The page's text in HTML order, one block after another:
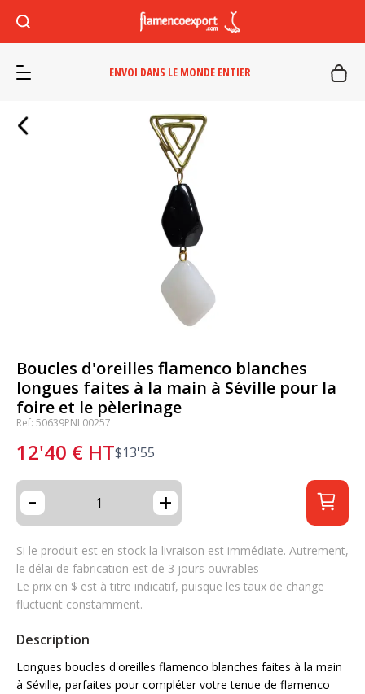
ENVOI DANS LE MONDE ENTIER
Boucles d'oreilles flamenco blanches
longues faites à la main à Séville pour la
foire et le pèlerinage
Ref: 50639PNL00257
12'40 € HT$13'55
- +
Si le produit est en stock la livraison est immédiate. Autrement,
le délai de fabrication est de 3 jours ouvrables
Le prix en $ est à titre indicatif, puisque les taux de change
fluctuent constamment.
Description
Longues boucles d'oreilles flamenco blanches faites à la main
à Séville, parfaites pour compléter votre tenue de flamenco